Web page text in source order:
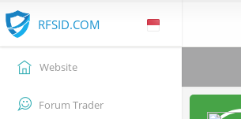
RFSID.COM
Website
Forum Trader